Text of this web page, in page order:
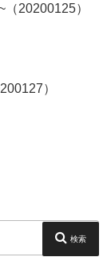
20200125）
）
検索